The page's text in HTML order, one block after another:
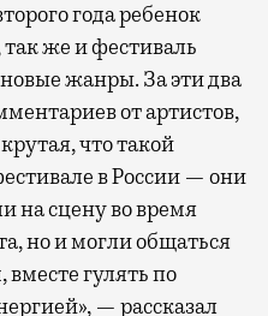
года ребенок
же и фестиваль
жанры. За эти два
от артистов,
что такой
в России — они
на сцену во время
но и могли общаться
вместе гулять по
— рассказал